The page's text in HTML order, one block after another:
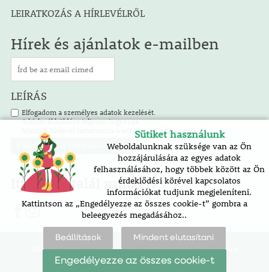
LEIRATKOZÁS A HÍRLEVÉLRŐL
Hírek és ajánlatok e-mailben
LEÍRÁS
Elfogadom a személyes adatok kezelését.
A hírlevél küldése teljesen ingyenes.
Minden hírlevél tartalmazza a leiratkozás lehetőségét.
Itt is megtalál minket!
Oldaltérkép | akadálymentesítési nyilatkozat |
cookie-
beállítások
Sütiket használunk
Weboldalunknak szüksége van az Ön
hozzájárulására az egyes adatok
felhasználásához, hogy többek között az Ön
érdeklődési körével kapcsolatos
információkat tudjunk megjeleníteni.
Kattintson az „Engedélyezze az összes cookie-t” gombra a
beleegyezés megadásához..
Beállítások Mindent elutasítani
Engedélyezze az összes cookie-t